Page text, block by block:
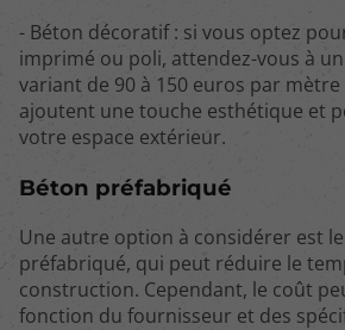
- Béton décoratif : si vous optez
imprimé ou poli, attendez-vous à
variant de 90 à 150 euros par
ajoutent une touche esthétique et
votre espace extérieur.
Béton préfabriqué
Une autre option à considérer est
préfabriqué, qui peut réduire le
construction. Cependant, le coût
fonction du fournisseur et des